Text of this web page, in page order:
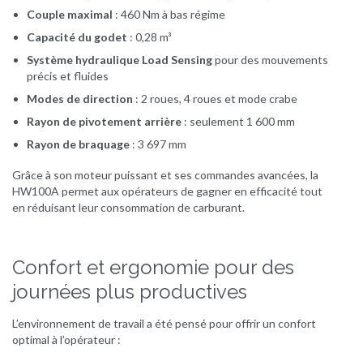
Couple maximal : 460 Nm à bas régime
Capacité du godet : 0,28 m³
Système hydraulique Load Sensingpour des mouvements
précis et fluides
Modes de direction : 2 roues, 4 roues et mode crabe
Rayon de pivotement arrière : seulement 1 600 mm
Rayon de braquage : 3 697 mm
Grâce à son moteur puissant et ses commandes avancées, la
HW100A permet aux opérateurs de gagner en efficacité tout
en réduisant leur consommation de carburant.
Confort et ergonomie pour des
journées plus productives
L’environnement de travail a été pensé pour offrir un confort
optimal à l’opérateur :